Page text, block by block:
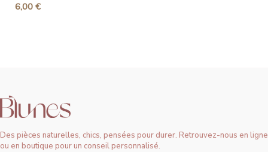
6,00 €
Des pièces naturelles, chics, pensées pour durer. Retrouvez-nous en ligne
ou en boutique pour un conseil personnalisé.